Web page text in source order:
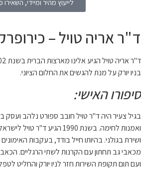
מומחה
מרפאה
מצליחה
ועסק בהדרכת צלילה, גלישת גלים
הגיע ד"ר טויל לישראל על מנת להתגייס לצה"ל
הצבאיים הקשים החל לסבול
הכאבים החמירו ככל שחלף הזמן
לטפל בבעיה באופן מידי. ד"ר טויל